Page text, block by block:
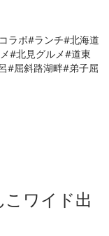
ラボ#ランチ#北海道
#北見グルメ#道東
#屈斜路湖畔#弟子屈
こワイド出